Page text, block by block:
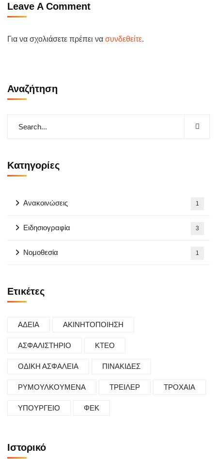
Leave A Comment
Για να σχολιάσετε πρέπει να συνδεθείτε.
Αναζήτηση
Kατηγορίες
Ανακοινώσεις 1
Ειδησιογραφία 3
Νομοθεσία 1
Ετικέτες
ΑΔΕΙΑ ΑΚΙΝΗΤΟΠΟΙΗΣΗ
ΑΣΦΑΛΙΣΤΗΡΙΟ ΚΤΕΟ
ΟΔΙΚΗ ΑΣΦΑΛΕΙΑ ΠΙΝΑΚΙΔΕΣ
ΡΥΜΟΥΛΚΟΥΜΕΝΑ ΤΡΕΙΛΕΡ ΤΡΟΧΑΙΑ
ΥΠΟΥΡΓΕΙΟ ΦΕΚ
Ιστορικό